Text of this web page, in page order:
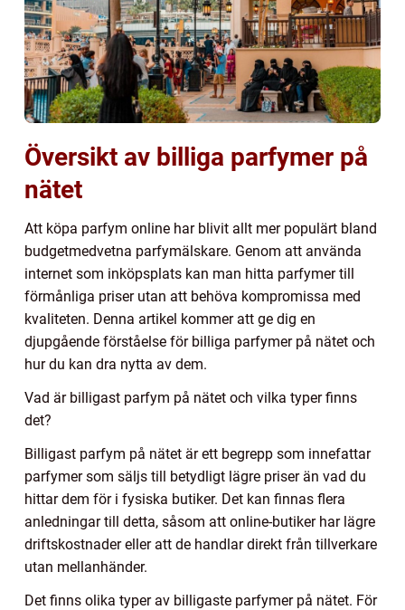
Översikt av billiga parfymer på
nätet
Att köpa parfym online har blivit allt mer populärt bland
budgetmedvetna parfymälskare. Genom att använda
internet som inköpsplats kan man hitta parfymer till
förmånliga priser utan att behöva kompromissa med
kvaliteten. Denna artikel kommer att ge dig en
djupgående förståelse för billiga parfymer på nätet och
hur du kan dra nytta av dem.
Vad är billigast parfym på nätet och vilka typer finns
det?
Billigast parfym på nätet är ett begrepp som innefattar
parfymer som säljs till betydligt lägre priser än vad du
hittar dem för i fysiska butiker. Det kan finnas flera
anledningar till detta, såsom att online-butiker har lägre
driftskostnader eller att de handlar direkt från tillverkare
utan mellanhänder.
Det finns olika typer av billigaste parfymer på nätet. För